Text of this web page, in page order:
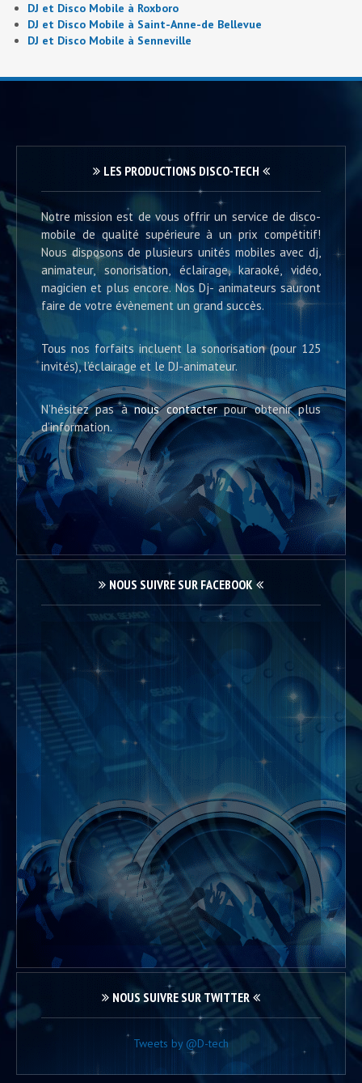
DJ et Disco Mobile à Roxboro
DJ et Disco Mobile à Saint-Anne-de Bellevue
DJ et Disco Mobile à Senneville
LES PRODUCTIONS DISCO-TECH
Notre mission est de vous offrir un service de disco-
mobile de qualité supérieure à un prix compétitif!
Nous disposons de plusieurs unités mobiles avec dj,
animateur, sonorisation, éclairage, karaoké, vidéo,
magicien et plus encore. Nos Dj- animateurs sauront
faire de votre évènement un grand succès.
Tous nos forfaits incluent la sonorisation (pour 125
invités), l’éclairage et le DJ-animateur.
N’hésitez pas ànous contacterpour obtenir plus
d’information.
NOUS SUIVRE SUR FACEBOOK
NOUS SUIVRE SUR TWITTER
Tweets by @D-tech